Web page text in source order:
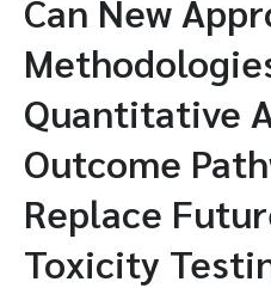
Can New
Quantitative
Outcome
Replace
Toxicity